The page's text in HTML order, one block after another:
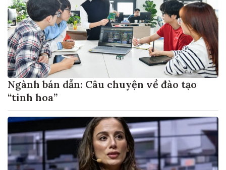
Ngành bán dẫn: Câu chuyện về đào tạo
“tinh hoa”